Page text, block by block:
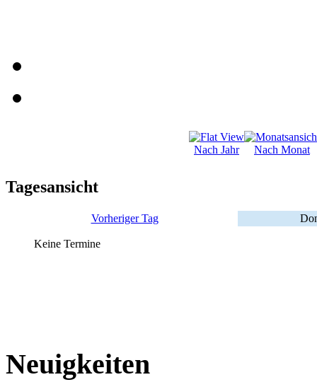
Nach Jahr Nach Monat
Tagesansicht
Vorheriger Tag
Keine Termine
Neuigkeiten